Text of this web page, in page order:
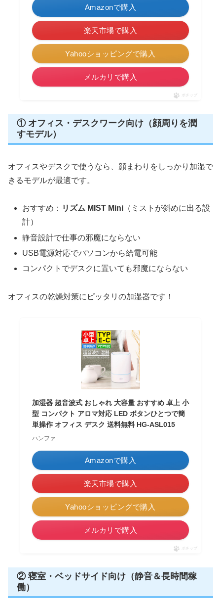
Amazonで購入
楽天市場で購入
Yahooショッピングで購入
メルカリで購入
ポチップ
① オフィス・デスクワーク向け（顔周りを潤
すモデル）
オフィスやデスクで使うなら、顔まわりをしっかり加湿で
きるモデルが最適です。
おすすめ： リズム MIST Mini （ミストが斜めに出る設
計）
静音設計で仕事の邪魔にならない
USB電源対応でパソコンから給電可能
コンパクトでデスクに置いても邪魔にならない
オフィスの乾燥対策にピッタリの加湿器です！
加湿器 超音波式 おしゃれ 大容量 おすすめ 卓上 小
型 コンパクト アロマ対応 LED ボタンひとつで簡
単操作 オフィス デスク 送料無料 HG-ASL015
ハンファ
Amazonで購入
楽天市場で購入
Yahooショッピングで購入
メルカリで購入
ポチップ
② 寝室・ベッドサイド向け（静音＆長時間稼
働）